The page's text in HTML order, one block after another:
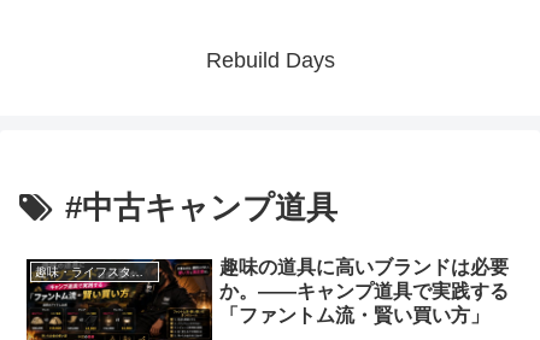
Rebuild Days
#中古キャンプ道具
趣味・ライフスタイル
趣味の道具に高いブランドは必要
か。——キャンプ道具で実践する
「ファントム流・賢い買い方」